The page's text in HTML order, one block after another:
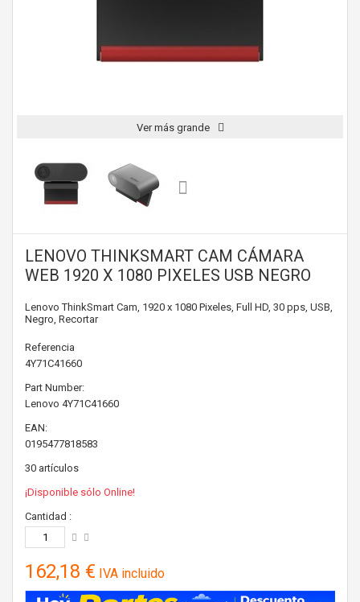
Ver más grande
LENOVO THINKSMART CAM CÁMARA
WEB 1920 X 1080 PIXELES USB NEGRO
Lenovo ThinkSmart Cam, 1920 x 1080 Pixeles, Full HD, 30 pps, USB,
Negro, Recortar
Referencia
4Y71C41660
Part Number:
Lenovo 4Y71C41660
EAN:
0195477818583
30 artículos
¡Disponible sólo Online!
Cantidad :
162,18 € IVA incluido